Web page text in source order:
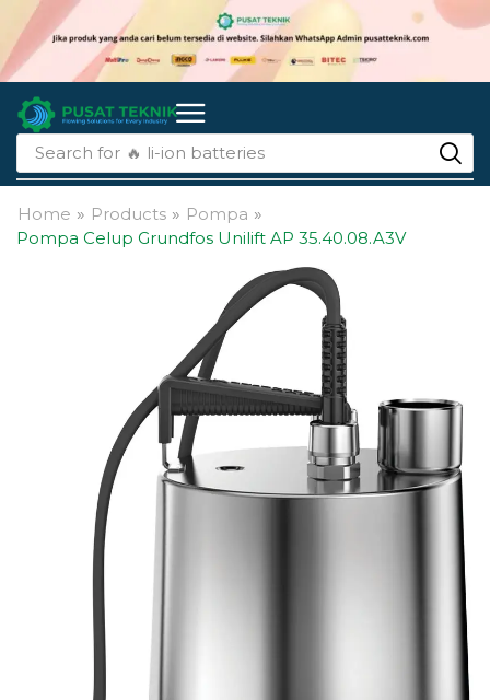
Search for 🔥 li-ion batteries
Home » Products » Pompa »
Pompa Celup Grundfos Unilift AP 35.40.08.A3V